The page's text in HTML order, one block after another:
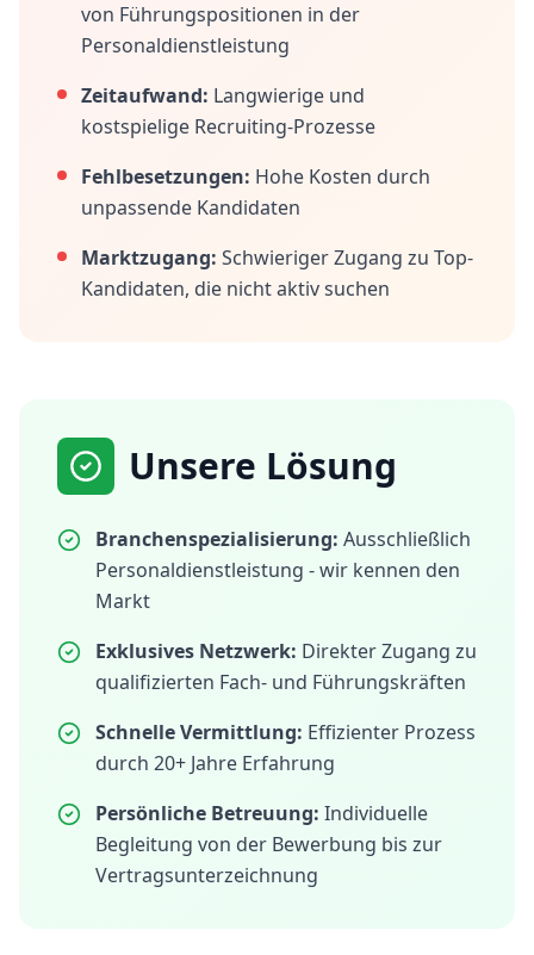
von Führungspositionen in der
Personaldienstleistung
Zeitaufwand: Langwierige und
kostspielige Recruiting-Prozesse
Fehlbesetzungen: Hohe Kosten durch
unpassende Kandidaten
Marktzugang: Schwieriger Zugang zu Top-
Kandidaten, die nicht aktiv suchen
Unsere Lösung
Branchenspezialisierung: Ausschließlich
Personaldienstleistung - wir kennen den
Markt
Exklusives Netzwerk: Direkter Zugang zu
qualifizierten Fach- und Führungskräften
Schnelle Vermittlung: Effizienter Prozess
durch 20+ Jahre Erfahrung
Persönliche Betreuung: Individuelle
Begleitung von der Bewerbung bis zur
Vertragsunterzeichnung